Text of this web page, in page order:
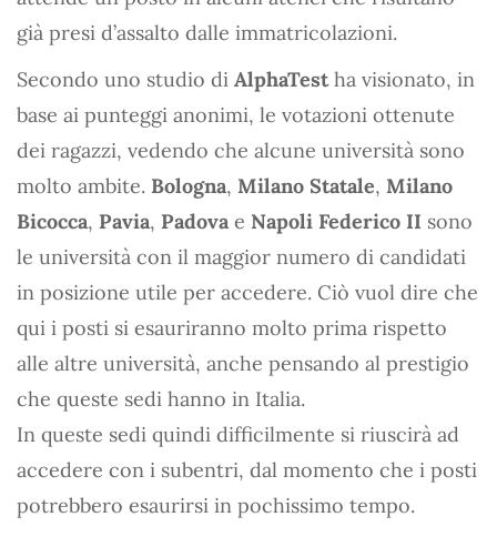
già presi d’assalto dalle immatricolazioni.
Secondo uno studio di AlphaTestha visionato, in
base ai punteggi anonimi, le votazioni ottenute
dei ragazzi, vedendo che alcune università sono
molto ambite. Bologna, Milano Statale, Milano
Bicocca, Pavia, Padova e Napoli Federico II sono
le università con il maggior numero di candidati
in posizione utile per accedere. Ciò vuol dire che
qui i posti si esauriranno molto prima rispetto
alle altre università, anche pensando al prestigio
che queste sedi hanno in Italia.
In queste sedi quindi difficilmente si riuscirà ad
accedere con i subentri, dal momento che i posti
potrebbero esaurirsi in pochissimo tempo.